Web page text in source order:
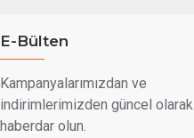
E-Bülten
Kampanyalarımızdan ve
indirimlerimizden güncel olarak
haberdar olun.